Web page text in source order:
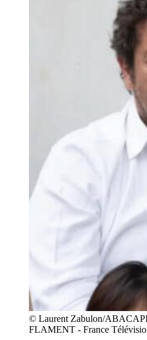
© Laurent Zabulon/
FLAMENT - France